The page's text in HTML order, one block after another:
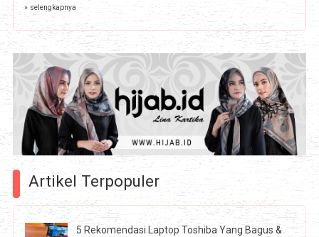
» selengkapnya
Artikel Terpopuler
5 Rekomendasi Laptop Toshiba Yang Bagus &